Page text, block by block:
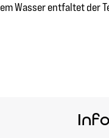
Wasser entfaltet